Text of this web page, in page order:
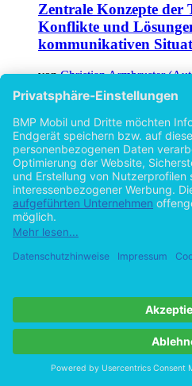
Zentrale Konzepte der
Konflikte und
kommunikativen
vonChristian Armbruster
©2001 Examensarbeit
Hilfe/FAQ
Impressum
Datenschutz
AGB
Vertrag widerrufen
Zur Desktop-Version
Copyright ©Imprint in der Bedey &
byOpen Publishing